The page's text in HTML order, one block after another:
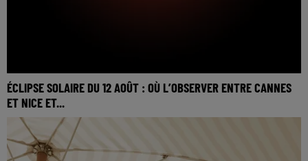
ÉCLIPSE SOLAIRE DU 12 AOÛT : OÙ L’OBSERVER ENTRE CANNES
ET NICE ET...